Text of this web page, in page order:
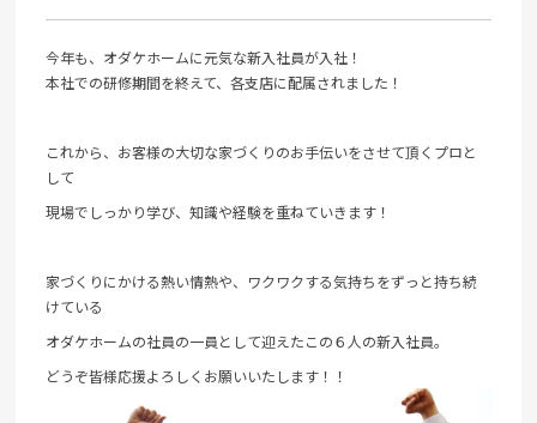
今年も、オダケホームに元気な新入社員が入社！
本社での研修期間を終えて、各支店に配属されました！
これから、お客様の大切な家づくりのお手伝いをさせて頂くプロと
して
現場でしっかり学び、知識や経験を重ねていきます！
家づくりにかける熱い情熱や、ワクワクする気持ちをずっと持ち続
けている
オダケホームの社員の一員として迎えたこの６人の新入社員。
どうぞ皆様応援よろしくお願いいたします！！